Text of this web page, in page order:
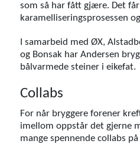
som så har fått gjære. Det
karamelliseringsprosessen
I samarbeid med ØX,
og Bonsak har Andersen
bålvarmede steiner i eikefat.
Collabs
For når bryggere forener
imellom oppstår det gjerne
mange spennende collabs